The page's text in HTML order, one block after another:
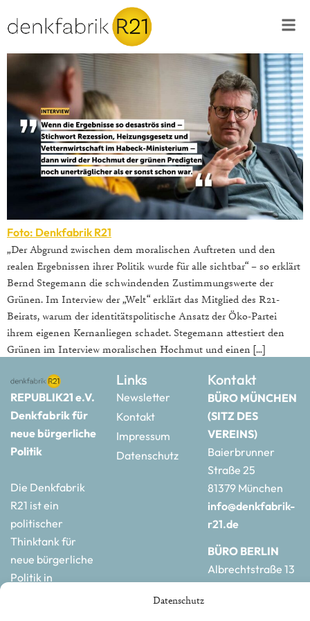
Datenschutz
Foto: Denkfabrik R21
„Der Abgrund zwischen dem moralischen Auftreten und den
realen Ergebnissen ihrer Politik wurde für alle sichtbar“ – so erklärt
Bernd Stegemann die schwindenden Zustimmungswerte der
Grünen. Im Interview der „Welt“ erklärt das Mitglied des R21-
Beirats, warum der identitätspolitische Ansatz der Öko-Partei
ihrem eigenen Kernanliegen schadet. Stegemann attestiert den
Grünen im Interview moralischen Hochmut und einen […]
REPUBLIK21 e.V.
Denkfabrik für
neue bürgerliche
Politik
Die Denkfabrik
R21 ist ein
politischer
Thinktank für
neue bürgerliche
Politik in
Links
Newsletter
Kontakt
Impressum
Datenschutz
Kontakt
BÜRO MÜNCHEN
(SITZ DES
VEREINS)
Baierbrunner
Straße 25
81379 München
info@denkfabrik-
r21.de
BÜRO BERLIN
Albrechtstraße 13